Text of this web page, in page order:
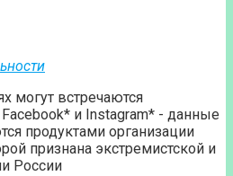
могут встречаются
и Instagram* - данные
продуктами организации
признана экстремистской и
России